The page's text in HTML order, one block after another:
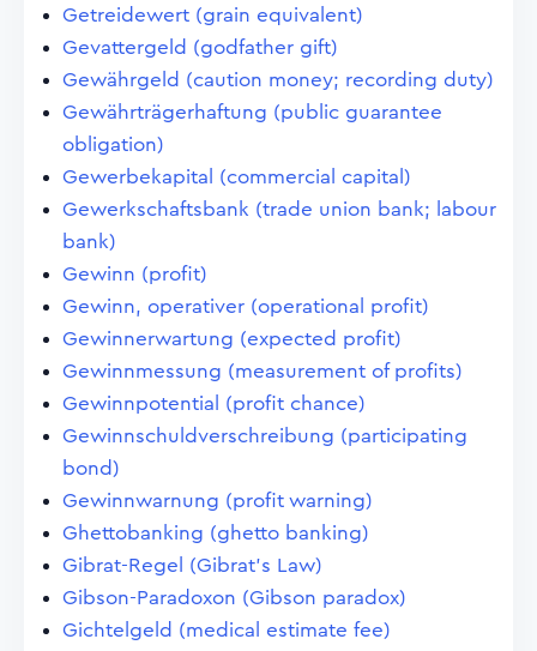
Getreidewert (grain equivalent)
Gevattergeld (godfather gift)
Gewährgeld (caution money; recording duty)
Gewährträgerhaftung (public guarantee
obligation)
Gewerbekapital (commercial capital)
Gewerkschaftsbank (trade union bank; labour
bank)
Gewinn (profit)
Gewinn, operativer (operational profit)
Gewinnerwartung (expected profit)
Gewinnmessung (measurement of profits)
Gewinnpotential (profit chance)
Gewinnschuldverschreibung (participating
bond)
Gewinnwarnung (profit warning)
Ghettobanking (ghetto banking)
Gibrat-Regel (Gibrat's Law)
Gibson-Paradoxon (Gibson paradox)
Gichtelgeld (medical estimate fee)